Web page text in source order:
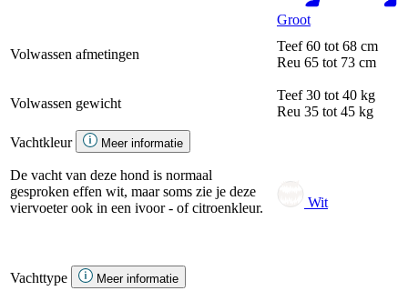
Groot
Volwassen afmetingen
Teef 60 tot 68 cm
Reu 65 tot 73 cm
Volwassen gewicht
Teef 30 tot 40 kg
Reu 35 tot 45 kg
Vachtkleur
Meer informatie
De vacht van deze hond is normaal
gesproken effen wit, maar soms zie je deze
viervoeter ook in een ivoor - of citroenkleur.
Wit
Vachttype Meer informatie